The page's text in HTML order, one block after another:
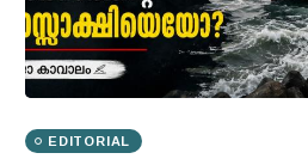
EDITORIAL